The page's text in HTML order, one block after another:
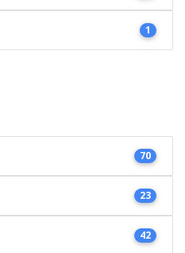
1
70
23
42